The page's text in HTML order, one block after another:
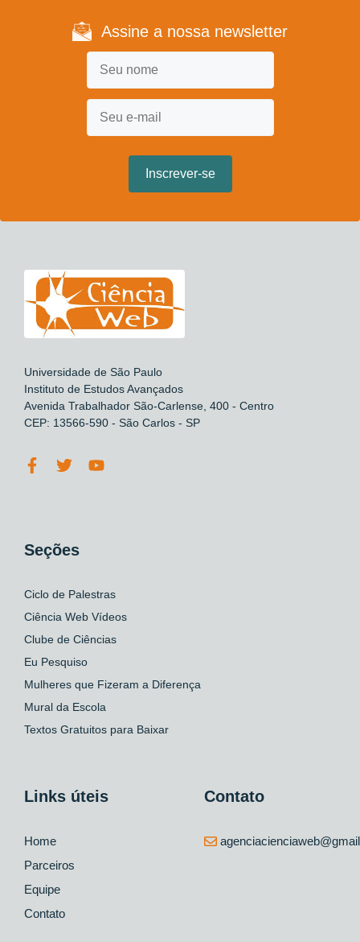
Assine a nossa newsletter
Universidade de São Paulo
Instituto de Estudos Avançados
Avenida Trabalhador São-Carlense, 400 - Centro
CEP: 13566-590 - São Carlos - SP
Seções
Ciclo de Palestras
Ciência Web Vídeos
Clube de Ciências
Eu Pesquiso
Mulheres que Fizeram a Diferença
Mural da Escola
Textos Gratuitos para Baixar
Links úteis
Home
Parceiros
Equipe
Contato
Contato